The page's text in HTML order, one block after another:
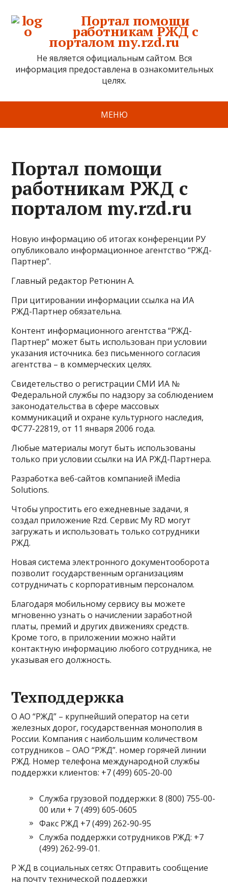
Портал помощи
работникам РЖД с
порталом my.rzd.ru
Не является официальным сайтом. Вся
информация предоставлена в ознакомительных
целях.
МЕНЮ
Портал помощи
работникам РЖД с
порталом my.rzd.ru
Новую информацию об итогах конференции РУ
опубликовало информационное агентство “РЖД-
Партнер”.
Главный редактор Ретюнин А.
При цитировании информации ссылка на ИА
РЖД-Партнер обязательна.
Контент информационного агентства “РЖД-
Партнер” может быть использован при условии
указания источника. без письменного согласия
агентства – в коммерческих целях.
Свидетельство о регистрации СМИ ИА №
Федеральной службы по надзору за соблюдением
законодательства в сфере массовых
коммуникаций и охране культурного наследия,
ФС77-22819, от 11 января 2006 года.
Любые материалы могут быть использованы
только при условии ссылки на ИА РЖД-Партнера.
Разработка веб-сайтов компанией iMedia
Solutions.
Чтобы упростить его ежедневные задачи, я
создал приложение Rzd. Сервис My RD могут
загружать и использовать только сотрудники
РЖД.
Новая система электронного документооборота
позволит государственным организациям
сотрудничать с корпоративным персоналом.
Благодаря мобильному сервису вы можете
мгновенно узнать о начислении заработной
платы, премий и других движениях средств.
Кроме того, в приложении можно найти
контактную информацию любого сотрудника, не
указывая его должность.
Техподдержка
О АО “РЖД” – крупнейший оператор на сети
железных дорог, государственная монополия в
России. Компания с наибольшим количеством
сотрудников – ОАО “РЖД”. номер горячей линии
РЖД. Номер телефона международной службы
поддержки клиентов: +7 (499) 605-20-00
Служба грузовой поддержки: 8 (800) 755-00-
00 или + 7 (499) 605-0605
Факс РЖД +7 (499) 262-90-95
Служба поддержки сотрудников РЖД: +7
(499) 262-99-01.
Р ЖД в социальных сетях: Отправить сообщение
на почту технической поддержки